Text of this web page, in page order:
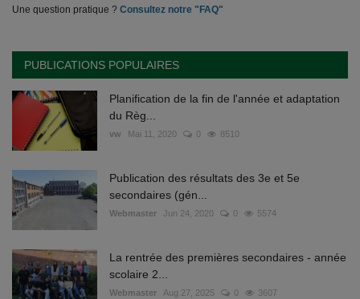
Une question pratique ? Consultez notre "FAQ"
PUBLICATIONS POPULAIRES
Planification de la fin de l'année et adaptation
du Règ...
vw Mai 11, 2020 0 8510
Publication des résultats des 3e et 5e
secondaires (gén...
Webmaster Jun 24, 2020 0 5574
La rentrée des premières secondaires - année
scolaire 2...
Webmaster Aug 27, 2025 0 3607